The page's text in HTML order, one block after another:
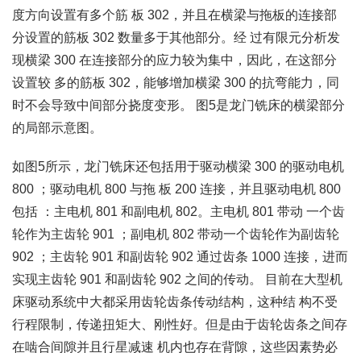
度方向设置有多个筋 板 302，并且在横梁与拖板的连接部
分设置的筋板 302 数量多于其他部分。经 过有限元分析发
现横梁 300 在连接部分的应力较为集中，因此，在这部分
设置较 多的筋板 302，能够增加横梁 300 的抗弯能力，同
时不会导致中间部分挠度变形。 图5是龙门铣床的横梁部分
的局部示意图。
如图5所示，龙门铣床还包括用于驱动横梁 300 的驱动电机
800 ；驱动电机 800 与拖 板 200 连接，并且驱动电机 800
包括 ：主电机 801 和副电机 802。主电机 801 带动 一个齿
轮作为主齿轮 901 ；副电机 802 带动一个齿轮作为副齿轮
902 ；主齿轮 901 和副齿轮 902 通过齿条 1000 连接，进而
实现主齿轮 901 和副齿轮 902 之间的传动。 目前在大型机
床驱动系统中大都采用齿轮齿条传动结构，这种结 构不受
行程限制，传递扭矩大、刚性好。但是由于齿轮齿条之间存
在啮合间隙并且行星减速 机内也存在背隙，这些因素势必